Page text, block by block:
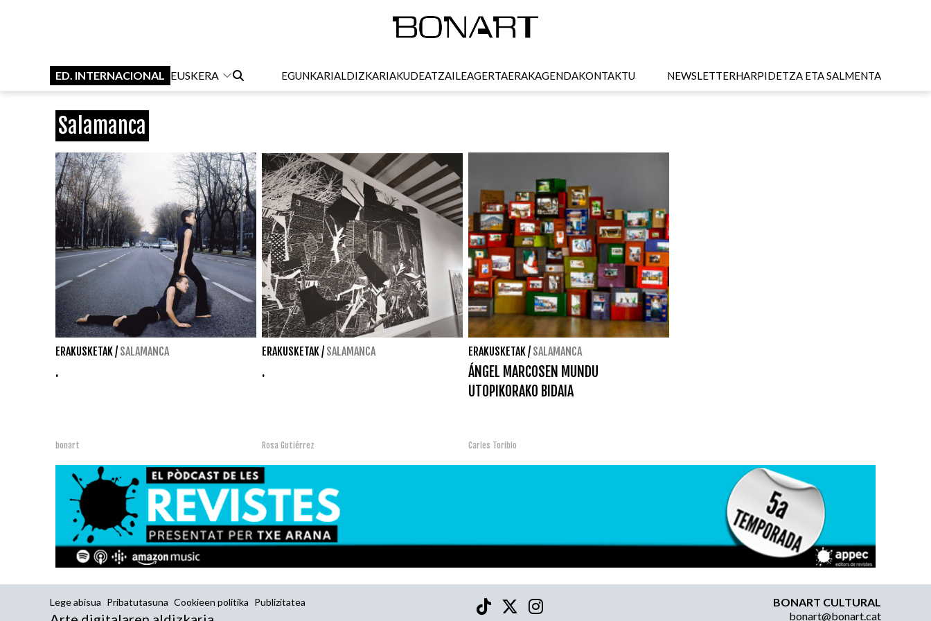
ED. INTERNACIONAL EUSKERA EGUNKARIALDIZKARIAKUDEATZAILEAGERTAERAKAGENDAKONTAKTU NEWSLETTERHARPIDETZA ETA SALMENTA
Salamanca
ERAKUSKETAK/ SALAMANCA
.
bonart
ERAKUSKETAK/ SALAMANCA
.
Rosa Gutiérrez
ERAKUSKETAK/ SALAMANCA
ÁNGEL MARCOSEN MUNDU
UTOPIKORAKO BIDAIA
Carles Toribio
Lege abisua Pribatutasuna Cookieen politika Publizitatea
BONART CULTURAL
bonart@bonart.cat